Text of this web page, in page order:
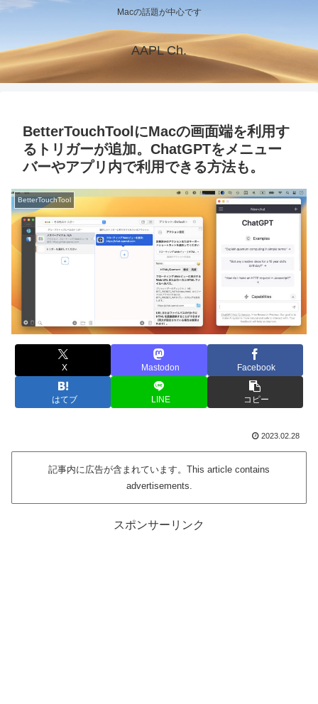
Macの話題が中心です
AAPL Ch.
BetterTouchToolにMacの画面端を利用す
るトリガーが追加。ChatGPTをメニュー
バーやアプリ内で利用できる方法も。
BetterTouchTool
X Mastodon Facebook
はてブ LINE コピー
2023.02.28
記事内に広告が含まれています。This article contains
advertisements.
スポンサーリンク